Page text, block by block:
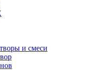
и смеси